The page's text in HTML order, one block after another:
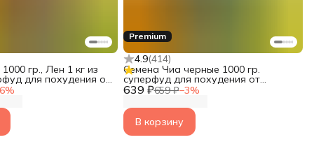
%
гр., Лен 1 кг из
для похудения от
Premium
4.9(414)
639 ₽659 ₽−3%
Семена Чиа черные 1000 гр.
суперфуд для похудения от
Narmak
В корзину